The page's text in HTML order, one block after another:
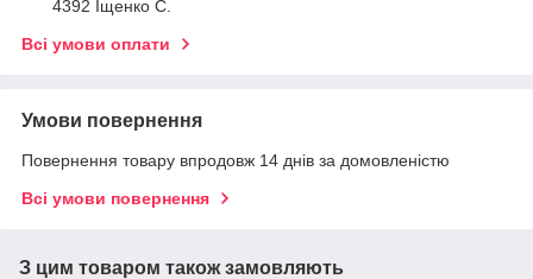
4392 Іщенко С.
Всі умови оплати
Умови повернення
Повернення товару впродовж 14 днів за домовленістю
Всі умови повернення
З цим товаром також замовляють